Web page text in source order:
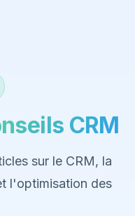
CRM
sur le CRM, la
l'optimisation des